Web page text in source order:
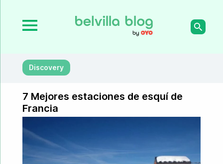
Discovery
7 Mejores estaciones de esquí de
Francia